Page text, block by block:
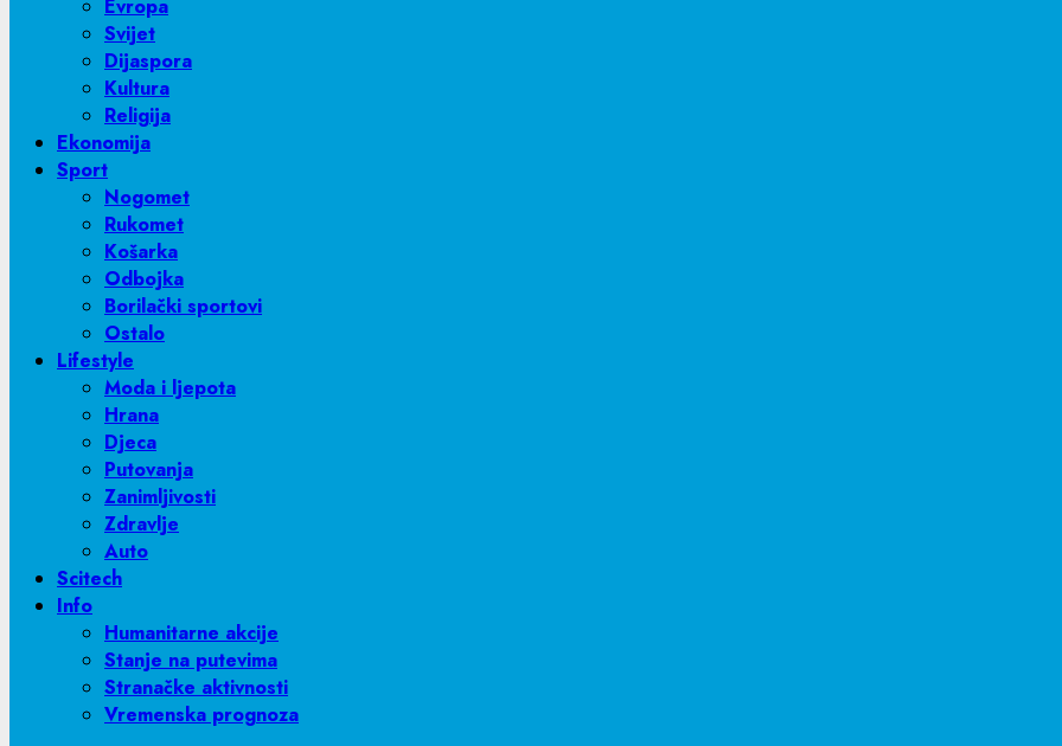
Evropa
Svijet
Dijaspora
Kultura
Religija
Ekonomija
Sport
Nogomet
Rukomet
Košarka
Odbojka
Borilački sportovi
Ostalo
Lifestyle
Moda i ljepota
Hrana
Djeca
Putovanja
Zanimljivosti
Zdravlje
Auto
Scitech
Info
Humanitarne akcije
Stanje na putevima
Stranačke aktivnosti
Vremenska prognoza